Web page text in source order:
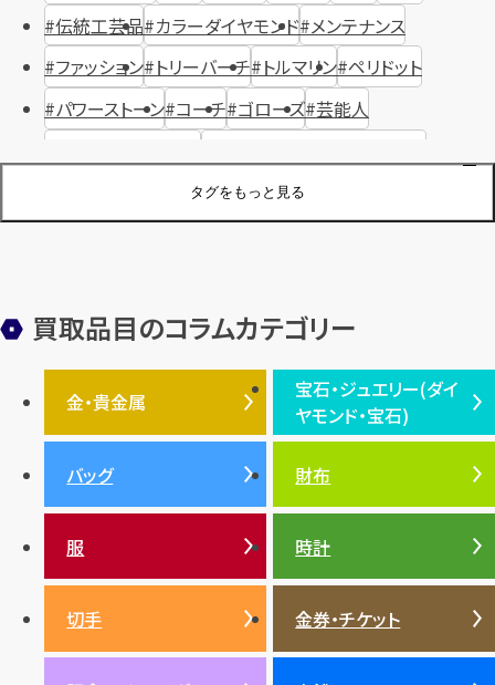
タグをもっと見る
伝統工芸品 カラーダイヤモンド メンテナンス
ファッション トリーバーチ トルマリン ペリドット
パワーストーン コーチ ゴローズ 芸能人
ジュエリーブランド オーデマピゲ
装飾品 オメガ シュプリーム ウブロ
エルメス ダイヤモンド ルイ・ヴィトン 豆知識 カルティエ
投資 金地金 金価格・相場 グッチ 買取 プラダ
ティファニー
金貨 ブルガリ
バッグ
アメジスト
バレンシアガ
ルビー 陶磁器・ガラス ブレゲ SDGs
買取品目のコラムカテゴリー
金・貴金属
金・貴金属TOP
プラチナ
銀・シルバー
宝石・ジュエリー(ダイ
ヤモンド・宝石)
宝石・ジュエリー(ダイヤモ
ンド・宝石)TOP
ダイヤモンド
エメラルド
ルビー
サファイア
バッグ 財布
服 時計
切手 金券・チケット